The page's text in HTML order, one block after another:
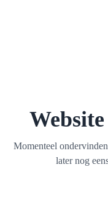
Momenteel
later nog